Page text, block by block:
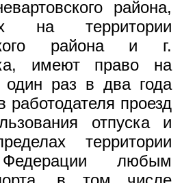
района,
на территории
района и г.
имеют право на
один раз в два года
работодателя проезд
отпуска и
территории
Федерации любым